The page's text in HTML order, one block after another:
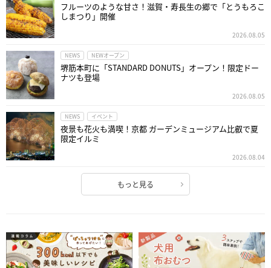
フルーツのような甘さ！滋賀・寿長生の郷で「とうもろこ
しまつり」開催
2026.08.05
NEWS NEWオープン
堺筋本町に「STANDARD DONUTS」オープン！限定ドー
ナツも登場
2026.08.05
NEWS イベント
夜景も花火も満喫！京都 ガーデンミュージアム比叡で夏
限定イルミ
2026.08.04
もっと見る